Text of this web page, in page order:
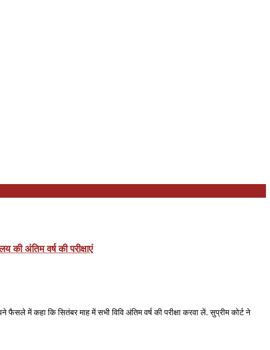
की अंतिम वर्ष की परीक्षाएं
में कहा कि सितंबर माह में सभी विवि अंतिम वर्ष की परीक्षा करवा लें. सुप्रीम कोर्ट ने